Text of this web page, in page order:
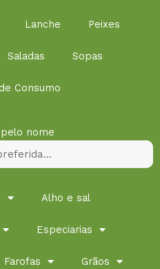
Lanche Peixes
Saladas Sopas
Consumo
nome
Alho e sal
Especiarias
Farofas Grãos